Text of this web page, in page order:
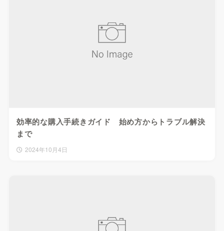
効率的な購入手続きガイド 始め方からトラブル解決
まで
2024年10月4日